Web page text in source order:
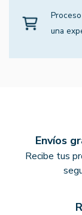
una
Envíos
Recibe tus